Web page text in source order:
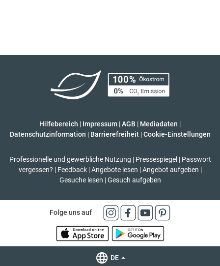
Hilfebereich | Impressum |AGB | Mediadaten |
Datenschutzinformation | Barrierefreiheit | Cookie-Einstellungen
Professionelle und gewerbliche Nutzung | Pressespiegel | Passwort
vergessen? | Feedback | Angebote lesen | Angebot aufgeben |
Gesuche lesen | Gesuch aufgeben
Folge uns auf
DE